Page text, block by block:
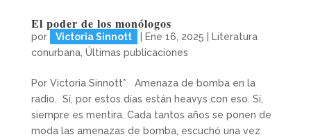
El poder de los monólogos
por Victoria Sinnott Ene 16, 2025
Literatura
conurbana, Últimas publicaciones
Por Victoria Sinnott* Amenaza de bomba en la
radio. Sí, por estos días están heavys con eso. Sí,
siempre es mentira. Cada tantos años se ponen de
moda las amenazas de bomba, escuchó una vez